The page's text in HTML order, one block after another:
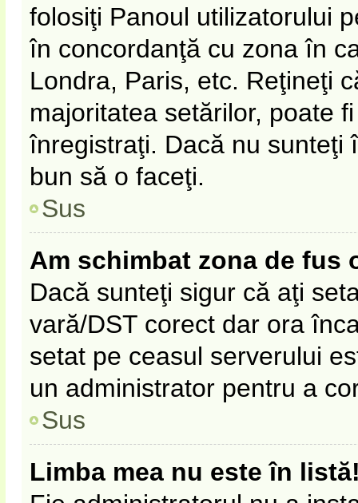
folosiţi Panoul utilizatorului
în concordanţă cu zona în
Londra, Paris, etc. Reţineţi
majoritatea setărilor, poate
înregistraţi. Dacă nu sunteţi
bun să o faceţi.
Sus
Am schimbat zona de fus
Dacă sunteţi sigur că aţi
vară/DST corect dar ora
setat pe ceasul serverului
un administrator pentru a
Sus
Limba mea nu este în